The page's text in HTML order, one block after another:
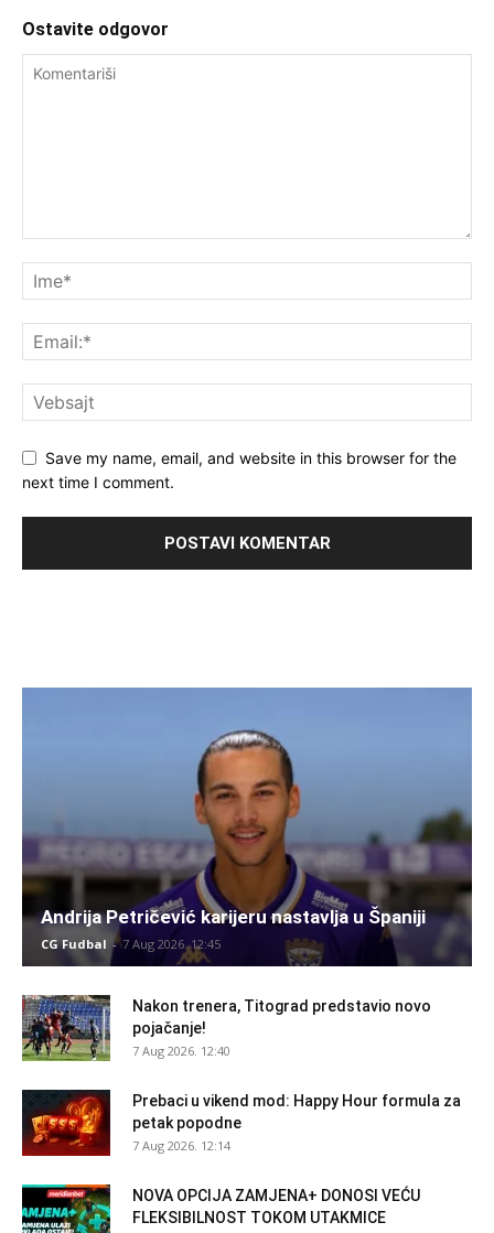
Ostavite odgovor
Save my name, email, and website in this browser for the
next time I comment.
Andrija Petričević karijeru nastavlja u Španiji
CG Fudbal - 7 Aug 2026. 12:45
Nakon trenera, Titograd predstavio novo
pojačanje!
7 Aug 2026. 12:40
Prebaci u vikend mod: Happy Hour formula za
petak popodne
7 Aug 2026. 12:14
NOVA OPCIJA ZAMJENA+ DONOSI VEĆU
FLEKSIBILNOST TOKOM UTAKMICE